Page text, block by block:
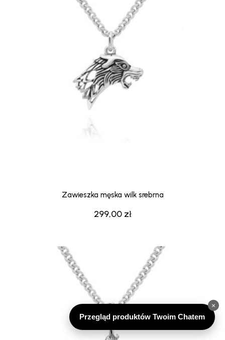
299,00 zł
Zawieszka męska wilk srebrna
×
Przegląd produktów Twoim Chatem